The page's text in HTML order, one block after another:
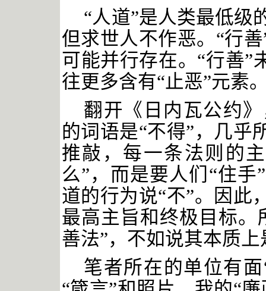
“人道”是人类最低级
但求世人不作恶。“行
可能并行存在。“行善”
往更多含有“止恶”元素
翻开《日内瓦公约
的词语是“不得”，几乎
推敲，每一条法则的
么”，而是要人们“住手
道的行为说“不”。因此
最高主旨和终极目标。
善法”，不如说其本质
笔者所在的单位有面